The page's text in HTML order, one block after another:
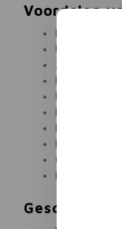
Voordelen
Uitstekende
Zeer goede
Hoge
Uitstekend
Effectieve
Neutraal ten
Laag
Geschikt
Inhoud van 5
Geschikt voor